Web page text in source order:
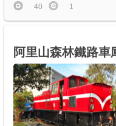
推薦景點
討論區
聯絡我們
40 1
阿里山森林鐵路車